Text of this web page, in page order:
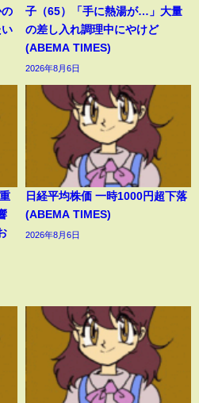
い
子（65）「手に熱湯が…」大量
の差し入れ調理中にやけど
(ABEMA TIMES)
2026年8月6日
日経平均株価 一時1000円超下落
(ABEMA TIMES)
2026年8月6日